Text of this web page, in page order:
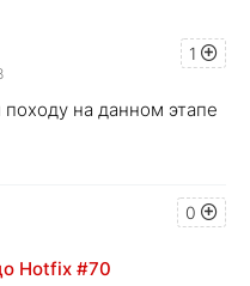
1
на данном этапе
0
Hotfix #70